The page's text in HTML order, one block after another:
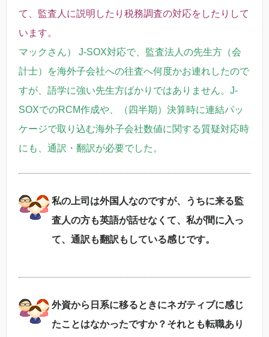
て、監査人に説明したり税務調査の対応をしたりして
います。
マックさん） J-SOX対応で、監査法人の先生方（会
計士）を海外子会社への往査へ何度かお連れしたので
すが、語学に強い先生方ばかりではありません。J-
SOXでのRCM作成や、（四半期）決算時に連結パッ
ケージで取り込む海外子会社数値に関する質疑対応時
にも、通訳・翻訳が必要でした。
私の上司は外国人なのですが、うちに来る監
査人の方も英語が話せなくて、私が間に入っ
て、通訳も翻訳もしている感じです。
外資から日系に移るときにネガティブに感じ
たことはなかったですか？それとも転職あり